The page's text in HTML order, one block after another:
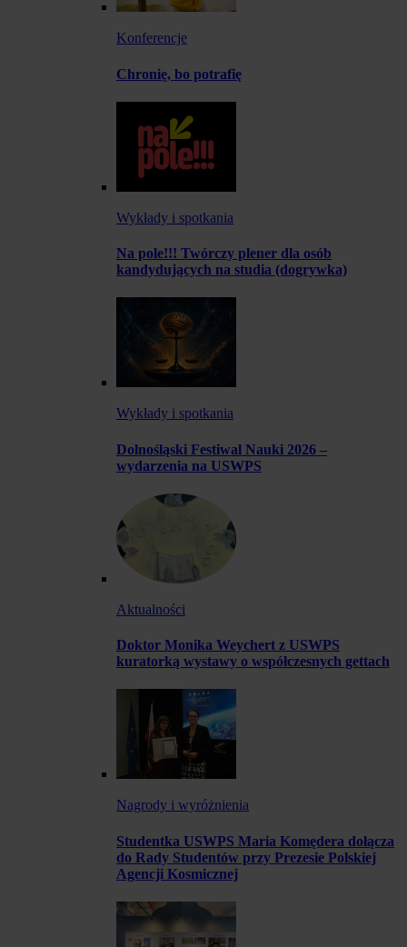
Konferencje
Chronię, bo potrafię
Wykłady i spotkania
Na pole!!! Twórczy plener dla osób
kandydujących na studia (dogrywka)
Wykłady i spotkania
Dolnośląski Festiwal Nauki 2026 –
wydarzenia na USWPS
Aktualności
Doktor Monika Weychert z USWPS
kuratorką wystawy o współczesnych gettach
Nagrody i wyróżnienia
Studentka USWPS Maria Komędera dołącza
do Rady Studentów przy Prezesie Polskiej
Agencji Kosmicznej